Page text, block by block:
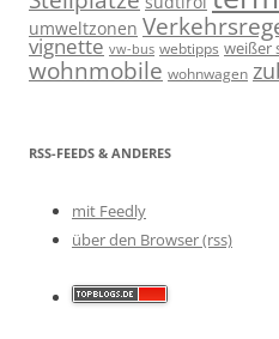
umweltzonen
vignette vw-bus webtipps weißer
wohnmobile wohnwagen
RSS-FEEDS & ANDERES
mit Feedly
über den Browser (rss)